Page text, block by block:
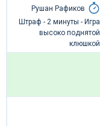
Рушан Рафиков
Штраф - 2 минуты - Игра
высоко поднятой
клюшкой